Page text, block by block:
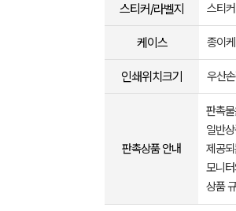
스티커/라벨지 스티
케이스 종이
인쇄위치크기 우산
판촉상품 안내
판촉
일반
제공
모니
상품